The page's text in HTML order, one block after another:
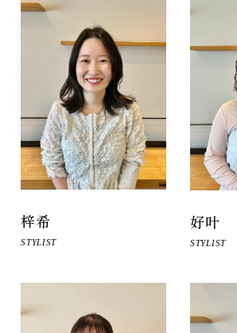
梓希
STYLIST
好叶
STYLIST